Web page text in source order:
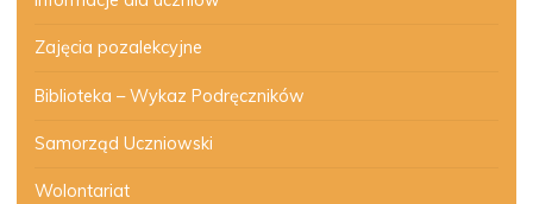
Zajęcia pozalekcyjne
Biblioteka – Wykaz Podręczników
Samorząd Uczniowski
Wolontariat